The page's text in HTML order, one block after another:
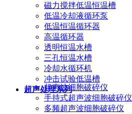
磁力搅拌低温恒温槽
低温冷却液循环泵
低温恒温循环器
高温循环器
透明恒温水槽
三孔恒温水槽
冷却水循环机
冲击试验低温槽
超声处理系列
超声波细胞破碎仪
手持式超声波细胞破碎仪
多频超声波细胞破碎仪